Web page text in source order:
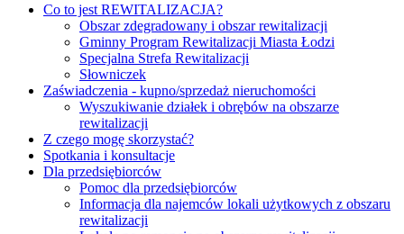
Co to jest REWITALIZACJA?
Obszar zdegradowany i obszar rewitalizacji
Gminny Program Rewitalizacji Miasta Łodzi
Specjalna Strefa Rewitalizacji
Słowniczek
Zaświadczenia - kupno/sprzedaż nieruchomości
Wyszukiwanie działek i obrębów na obszarze
rewitalizacji
Z czego mogę skorzystać?
Spotkania i konsultacje
Dla przedsiębiorców
Pomoc dla przedsiębiorców
Informacja dla najemców lokali użytkowych z obszaru
rewitalizacji